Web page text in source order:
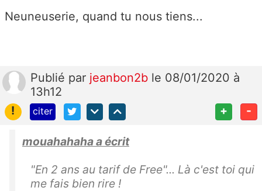
Neuneuserie, quand tu nous tiens...
Publié par jeanbon2b le 08/01/2020 à
13h12
!
citer + -
mouahahaha a écrit
"En 2 ans au tarif de Free"... Là c'est toi qui
me fais bien rire !